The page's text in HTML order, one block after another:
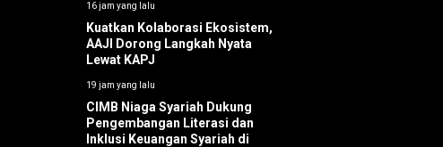
16 jam yang lalu
Kuatkan Kolaborasi Ekosistem,
AAJI Dorong Langkah Nyata
Lewat KAPJ
19 jam yang lalu
CIMB Niaga Syariah Dukung
Pengembangan Literasi dan
Inklusi Keuangan Syariah di